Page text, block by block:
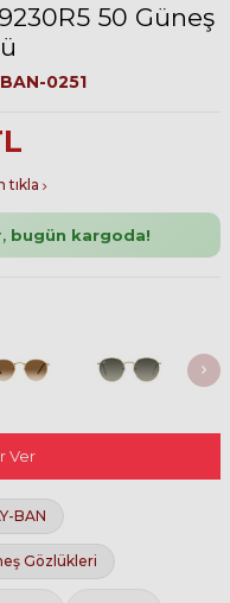
50 Güneş
0251
tıkla
bugün kargoda!
Ver
BAN
Gözlükleri